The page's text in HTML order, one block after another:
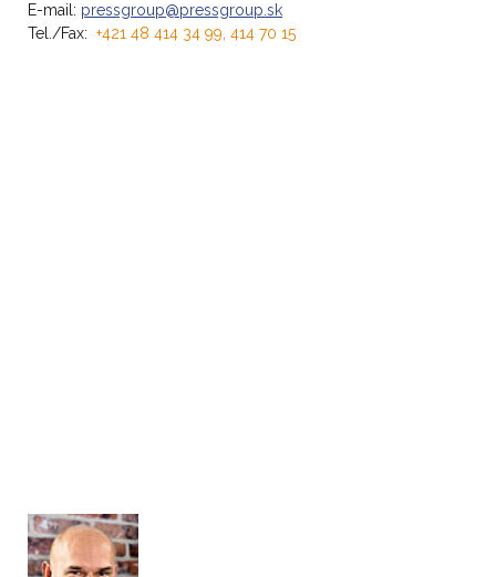
E-mail: pressgroup@pressgroup.sk
Tel./Fax: +421 48 414 34 99, 414 70 15